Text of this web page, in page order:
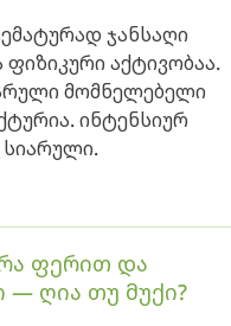
ჯანსაღი
აქტივობაა.
მომნელებელი
ინტენსიურ
ფერით და
ღია თუ მუქი?